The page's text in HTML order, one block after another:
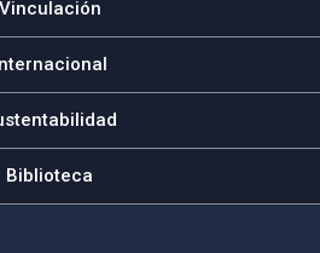
Vinculación
Biblioteca